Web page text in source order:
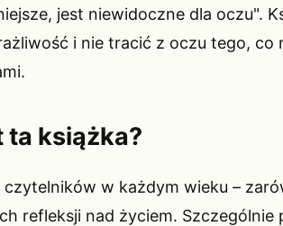
jest niewidoczne dla oczu".
i nie tracić z oczu tego, co
ta książka?
czytelników w każdym wieku –
refleksji nad życiem.